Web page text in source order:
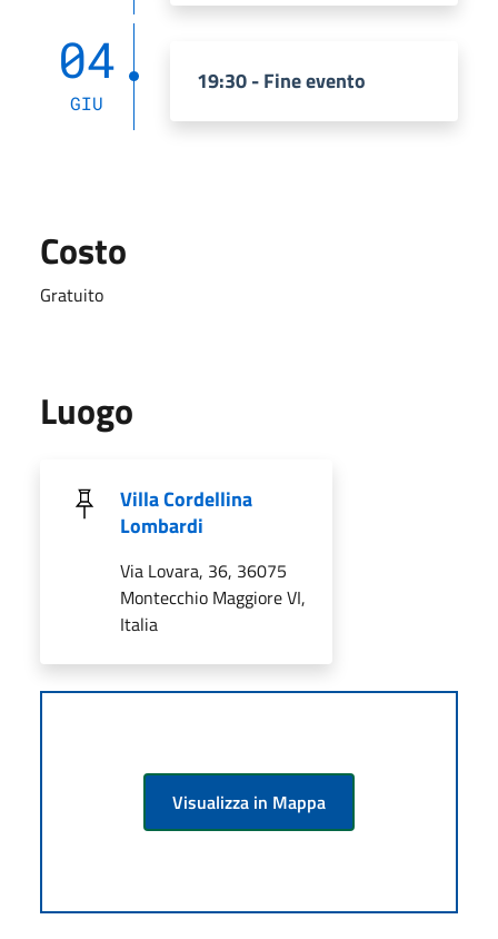
04
GIU
19:30 - Fine evento
Costo
Gratuito
Luogo
Villa Cordellina
Lombardi
Via Lovara, 36, 36075
Montecchio Maggiore VI,
Italia
Visualizza in Mappa